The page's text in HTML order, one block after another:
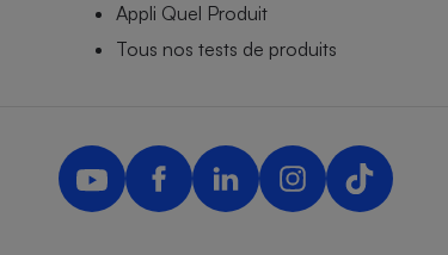
Appli Quel Produit
Tous nos tests de produits